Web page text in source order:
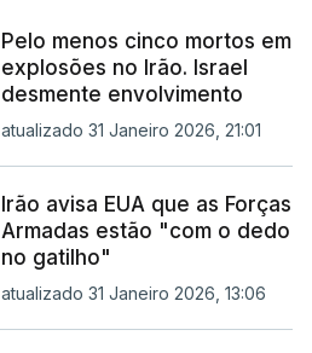
Pelo menos cinco mortos em
explosões no Irão. Israel
desmente envolvimento
atualizado 31 Janeiro 2026, 21:01
Irão avisa EUA que as Forças
Armadas estão "com o dedo
no gatilho"
atualizado 31 Janeiro 2026, 13:06